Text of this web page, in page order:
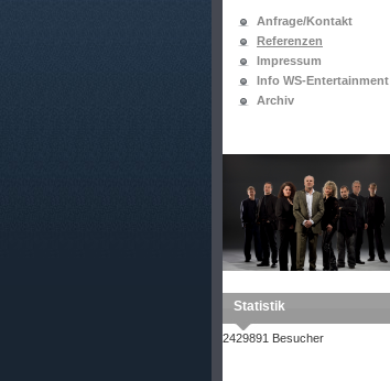
Anfrage/Kontakt
Referenzen
Impressum
Info WS-Entertainment
Archiv
Statistik
2429891 Besucher